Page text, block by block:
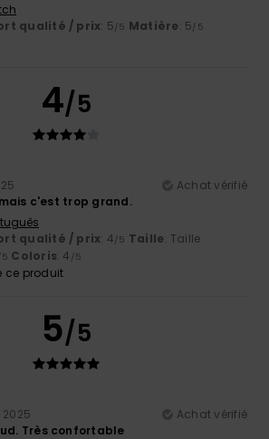
qualité / prix: 5/5 Matière: 5/5
4/5
Achat vérifié
c'est trop grand.
qualité / prix: 4/5 Taille: Taille
Coloris: 4 /5
ce produit
5/5
Achat vérifié
Très confortable